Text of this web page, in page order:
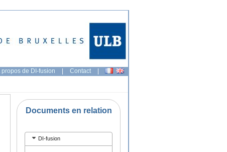
propos de DI-fusion | Contact |
Documents en relation
DI-fusion